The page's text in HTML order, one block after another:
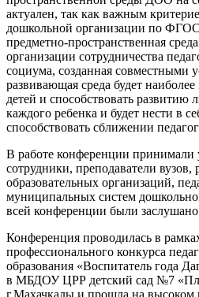
актуален, так как важным
дошкольной организации по ФГОС
предметно-пространственная
организации сотрудничества
социума, созданная совместными
развивающая среда будет
детей и способствовать развитию
каждого ребенка и будет нести в
способствовать сближении
В работе конференции принимали
сотрудники, преподаватели
образовательных организаций,
муниципальных систем
всей конференции были
Конференция проводилась в
профессионального конкурса
образования «Воспитатель года
в МБДОУ ЦРР детский сад №7